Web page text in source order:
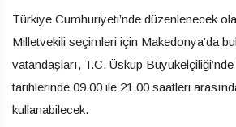
Türkiye Cumhuriyeti’nde düzenlenecek
Milletvekili seçimleri için Makedonya’da
vatandaşları, T.C. Üsküp
tarihlerinde 09.00 ile 21.00 saatleri
kullanabilecek.